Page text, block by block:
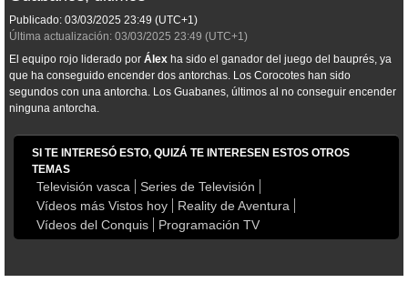
Publicado: 03/03/2025 23:49 (UTC+1)
Última actualización: 03/03/2025 23:49 (UTC+1)
El equipo rojo liderado por Álex ha sido el ganador del juego del bauprés, ya
que ha conseguido encender dos antorchas. Los Corocotes han sido
segundos con una antorcha. Los Guabanes, últimos al no conseguir encender
ninguna antorcha.
SI TE INTERESÓ ESTO, QUIZÁ TE INTERESEN ESTOS OTROS
TEMAS
Televisión vasca
Series de Televisión
Vídeos más Vistos hoy
Reality de Aventura
Vídeos del Conquis
Programación TV